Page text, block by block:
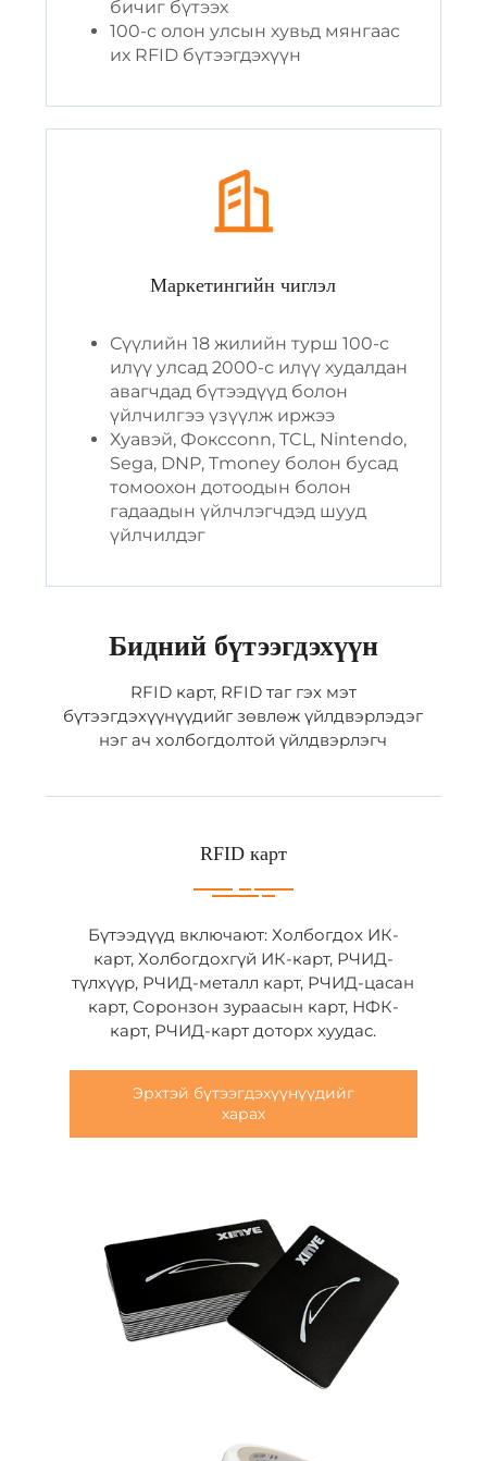
бичиг бүтээх
100-с олон улсын хувьд мянгаас
их RFID бүтээгдэхүүн
Маркетингийн чиглэл
Сүүлийн 18 жилийн турш 100-с
илүү улсад 2000-с илүү худалдан
авагчдад бүтээдүүд болон
үйлчилгээ үзүүлж иржээ
Хуавэй, Фоксconn, TCL, Nintendo,
Sega, DNP, Tmoney болон бусад
томоохон дотоодын болон
гадаадын үйлчлэгчдэд шууд
үйлчилдэг
Бидний бүтээгдэхүүн
RFID карт, RFID таг гэх мэт
бүтээгдэхүүнүүдийг зөвлөж үйлдвэрлэдэг
нэг ач холбогдолтой үйлдвэрлэгч
RFID карт
Бүтээдүүд включают: Холбогдох ИК-
карт, Холбогдохгүй ИК-карт, РЧИД-
түлхүүр, РЧИД-металл карт, РЧИД-цасан
карт, Соронзон зураасын карт, НФК-
карт, РЧИД-карт доторх хуудас.
Эрхтэй бүтээгдэхүүнүүдийг
харах